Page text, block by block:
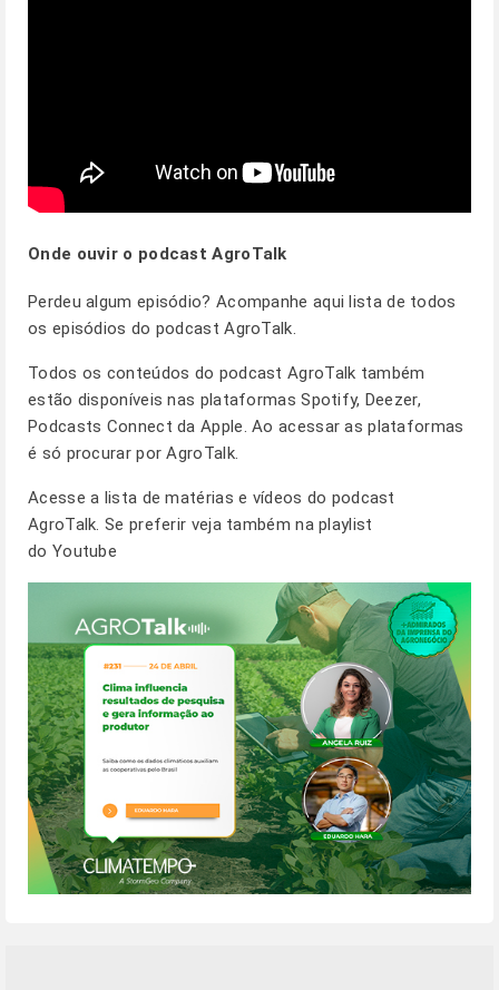
Onde ouvir o podcast AgroTalk
Perdeu algum episódio? Acompanhe aqui lista de todos
os episódios do podcast AgroTalk.
Todos os conteúdos do podcast AgroTalk também
estão disponíveis nas plataformas Spotify, Deezer,
Podcasts Connect da Apple. Ao acessar as plataformas
é só procurar por AgroTalk.
Acesse a lista de matérias e vídeos do podcast
AgroTalk. Se preferir veja também naplaylist
do Youtube